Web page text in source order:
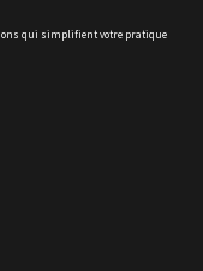
qui simplifient votre pratique